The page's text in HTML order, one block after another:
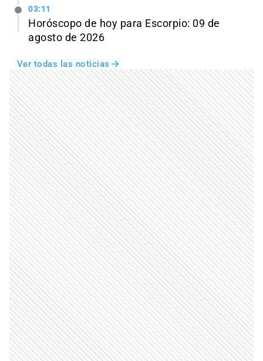
03:11
Horóscopo de hoy para Escorpio: 09 de
agosto de 2026
Ver todas las noticias